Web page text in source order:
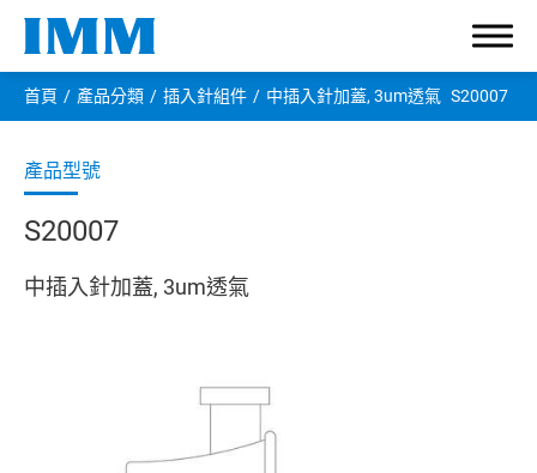
首頁 產品分類 插入針組件 中插入針加蓋, 3um透氣 S20007
S20007
中插入針加蓋, 3um透氣
有關宇仁
產品分類
管路夾緊器